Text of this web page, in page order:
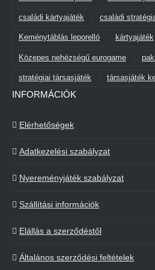
családi kártyajáték családi
Keménytáblás leporelló kártyajáték
Közepes nehézségű eurogame
stratégiai társasjáték társasjáték
INFORMÁCIÓK
Elérhetőségek
Adatkezelési szabályzat
Nyereményjáték szabályzat
Szállítási információk
Elállás a szerződéstől
Általános szerződési feltételek